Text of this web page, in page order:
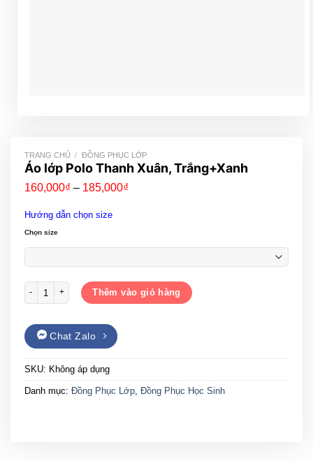
TRANG CHỦ / ĐỒNG PHỤC LỚP
Áo lớp Polo Thanh Xuân, Trắng+Xanh
160,000₫ – 185,000₫
Hướng dẫn chọn size
Chọn size
Áo lớp Polo Thanh Xuân, Trắng+Xanh số lượng
Thêm vào giỏ hàng
Chat Zalo
SKU: Không áp dụng
Danh mục: Đồng Phục Lớp, Đồng Phục Học Sinh